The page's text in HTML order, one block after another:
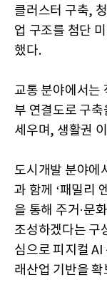
클러스터 구축,
업 구조를 첨단
했다.
교통 분야에서는
부 연결도로 구축
세우며, 생활권
도시개발 분야에
과 함께 ‘패밀리
을 통해 주거·문
조성하겠다는 구
심으로 피지컬 AI
래산업 기반을